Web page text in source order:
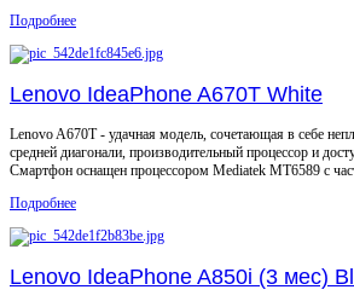
Подробнее
Lenovo IdeaPhone A670T White
Lenovo A670T - удачная модель, сочетающая в себе
средней диагонали, производительный процессор и
Смартфон оснащен процессором Mediatek MT6589 с
Подробнее
Lenovo IdeaPhone A850i (3 мес)